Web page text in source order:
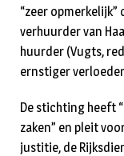
“zeer
verhuurder van
huurder (Vugts,
ernstiger
De stichting heeft
zaken” en pleit
justitie, de